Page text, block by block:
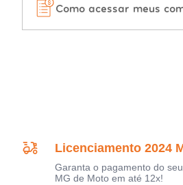
Como acessar meus
Licenciamento 2024
Garanta o pagamento do
MG de Moto em até 12x!